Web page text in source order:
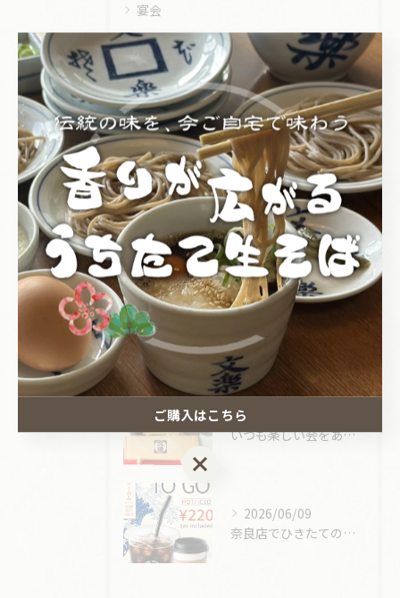
宴会
持ち帰り
皿そば文楽
姉妹店
落語会
最近の投稿
Recent
Posts
2026/07/12
奈良店の別名物！
2026/07/03
いつも楽しい会をありがとうございます。
2026/06/09
奈良店でひきたてのコーヒーが飲めるようになりました。
ご購入はこちら
ご購入はこちら